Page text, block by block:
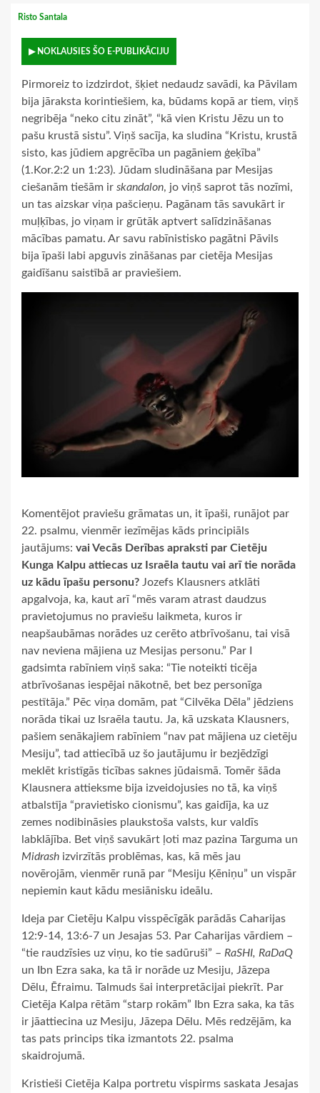
Risto Santala
▶ NOKLAUSIES ŠO E-PUBLIKĀCIJU
Pirmoreiz to izdzirdot, šķiet nedaudz savādi, ka Pāvilam
bija jāraksta korintiešiem, ka, būdams kopā ar tiem, viņš
negribēja “neko citu zināt”, “kā vien Kristu Jēzu un to
pašu krustā sistu”. Viņš sacīja, ka sludina “Kristu, krustā
sisto, kas jūdiem apgrēcība un pagāniem ģeķība”
(1.Kor.2:2 un 1:23). Jūdam sludināšana par Mesijas
ciešanām tiešām ir skandalon, jo viņš saprot tās nozīmi,
un tas aizskar viņa pašcieņu. Pagānam tās savukārt ir
muļķības, jo viņam ir grūtāk aptvert salīdzināšanas
mācības pamatu. Ar savu rabīnistisko pagātni Pāvils
bija īpaši labi apguvis zināšanas par cietēja Mesijas
gaidīšanu saistībā ar praviešiem.
Komentējot praviešu grāmatas un, it īpaši, runājot par
22. psalmu, vienmēr iezīmējas kāds principiāls
jautājums: vai Vecās Derības apraksti par Cietēju
Kunga Kalpu attiecas uz Israēla tautu vai arī tie norāda
uz kādu īpašu personu? Jozefs Klausners atklāti
apgalvoja, ka, kaut arī “mēs varam atrast daudzus
pravietojumus no praviešu laikmeta, kuros ir
neapšaubāmas norādes uz cerēto atbrīvošanu, tai visā
nav neviena mājiena uz Mesijas personu.” Par I
gadsimta rabīniem viņš saka: “Tie noteikti ticēja
atbrīvošanas iespējai nākotnē, bet bez personīga
pestītāja.” Pēc viņa domām, pat “Cilvēka Dēla” jēdziens
norāda tikai uz Israēla tautu. Ja, kā uzskata Klausners,
pašiem senākajiem rabīniem “nav pat mājiena uz cietēju
Mesiju”, tad attiecībā uz šo jautājumu ir bezjēdzīgi
meklēt kristīgās ticības saknes jūdaismā. Tomēr šāda
Klausnera attieksme bija izveidojusies no tā, ka viņš
atbalstīja “pravietisko cionismu”, kas gaidīja, ka uz
zemes nodibināsies plaukstoša valsts, kur valdīs
labklājība. Bet viņš savukārt ļoti maz pazina Targuma un
Midrash izvirzītās problēmas, kas, kā mēs jau
novērojām, vienmēr runā par “Mesiju Ķēniņu” un vispār
nepiemin kaut kādu mesiānisku ideālu.
Ideja par Cietēju Kalpu visspēcīgāk parādās Caharijas
12:9-14, 13:6-7 un Jesajas 53. Par Caharijas vārdiem –
“tie raudzīsies uz viņu, ko tie sadūruši” – RaSHI, RaDaQ
un Ibn Ezra saka, ka tā ir norāde uz Mesiju, Jāzepa
Dēlu, Ēfraimu. Talmuds šai interpretācijai piekrīt. Par
Cietēja Kalpa rētām “starp rokām” Ibn Ezra saka, ka tās
ir jāattiecina uz Mesiju, Jāzepa Dēlu. Mēs redzējām, ka
tas pats princips tika izmantots 22. psalma
skaidrojumā.
Kristieši Cietēja Kalpa portretu vispirms saskata Jesajas